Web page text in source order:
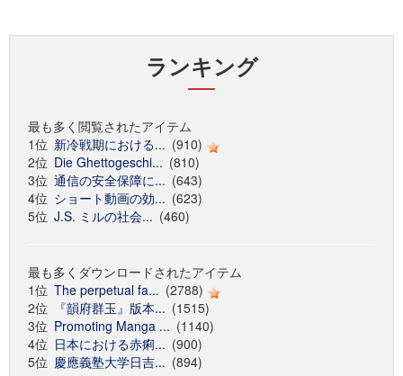
ランキング
最も多く閲覧されたアイテム
1位 新冷戦期における... (910)
2位 Die Ghettogeschi... (810)
3位 通信の安全保障に... (643)
4位 ショート動画の効... (623)
5位 J.S. ミルの社会... (460)
最も多くダウンロードされたアイテム
1位 The perpetual fa... (2788)
2位
『韻府群玉』版本... (1515)
3位 Promoting Manga ... (1140)
4位 日本における赤痢... (900)
5位 慶應義塾大学日吉... (894)